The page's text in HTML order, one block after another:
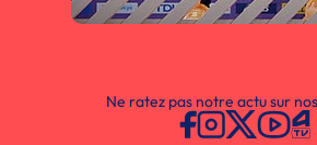
Ne ratez pas notre actu sur